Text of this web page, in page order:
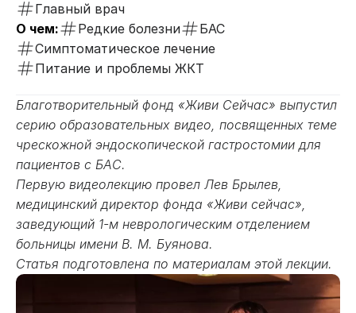
Главный врач
О чем:
Редкие болезни
БАС
Симптоматическое лечение
Питание и проблемы ЖКТ
Благотворительный фонд «Живи Сейчас» выпустил
серию образовательных видео, посвященных теме
чрескожной эндоскопической гастростомии для
пациентов с БАС.
Первую видеолекцию провел Лев Брылев,
медицинский директор фонда «Живи сейчас»,
заведующий 1-м неврологическим отделением
больницы имени В. М. Буянова.
Статья подготовлена по материалам этой лекции.